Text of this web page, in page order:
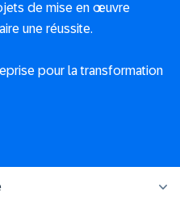
de mise en œuvre
une réussite.
pour la transformation